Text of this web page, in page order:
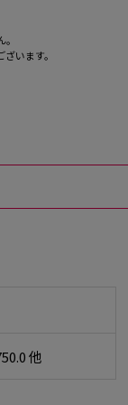
います。
他